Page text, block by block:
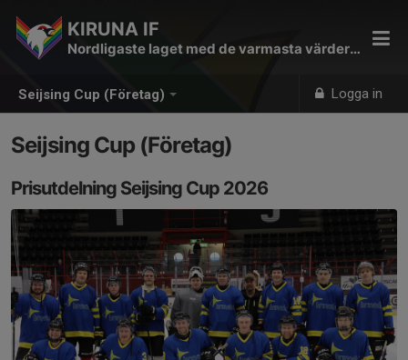
Seijsing Cup (Företag) Logga in
KIRUNA IF
Nordligaste laget med de varmasta värderingarna
Seijsing Cup (Företag)
Prisutdelning Seijsing Cup 2026